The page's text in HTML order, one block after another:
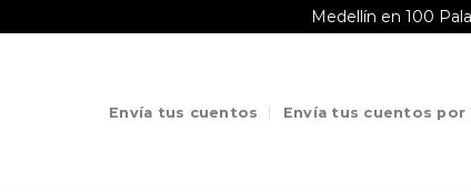
Medellín en 100
Envía tus cuentos Envía tus cuentos por